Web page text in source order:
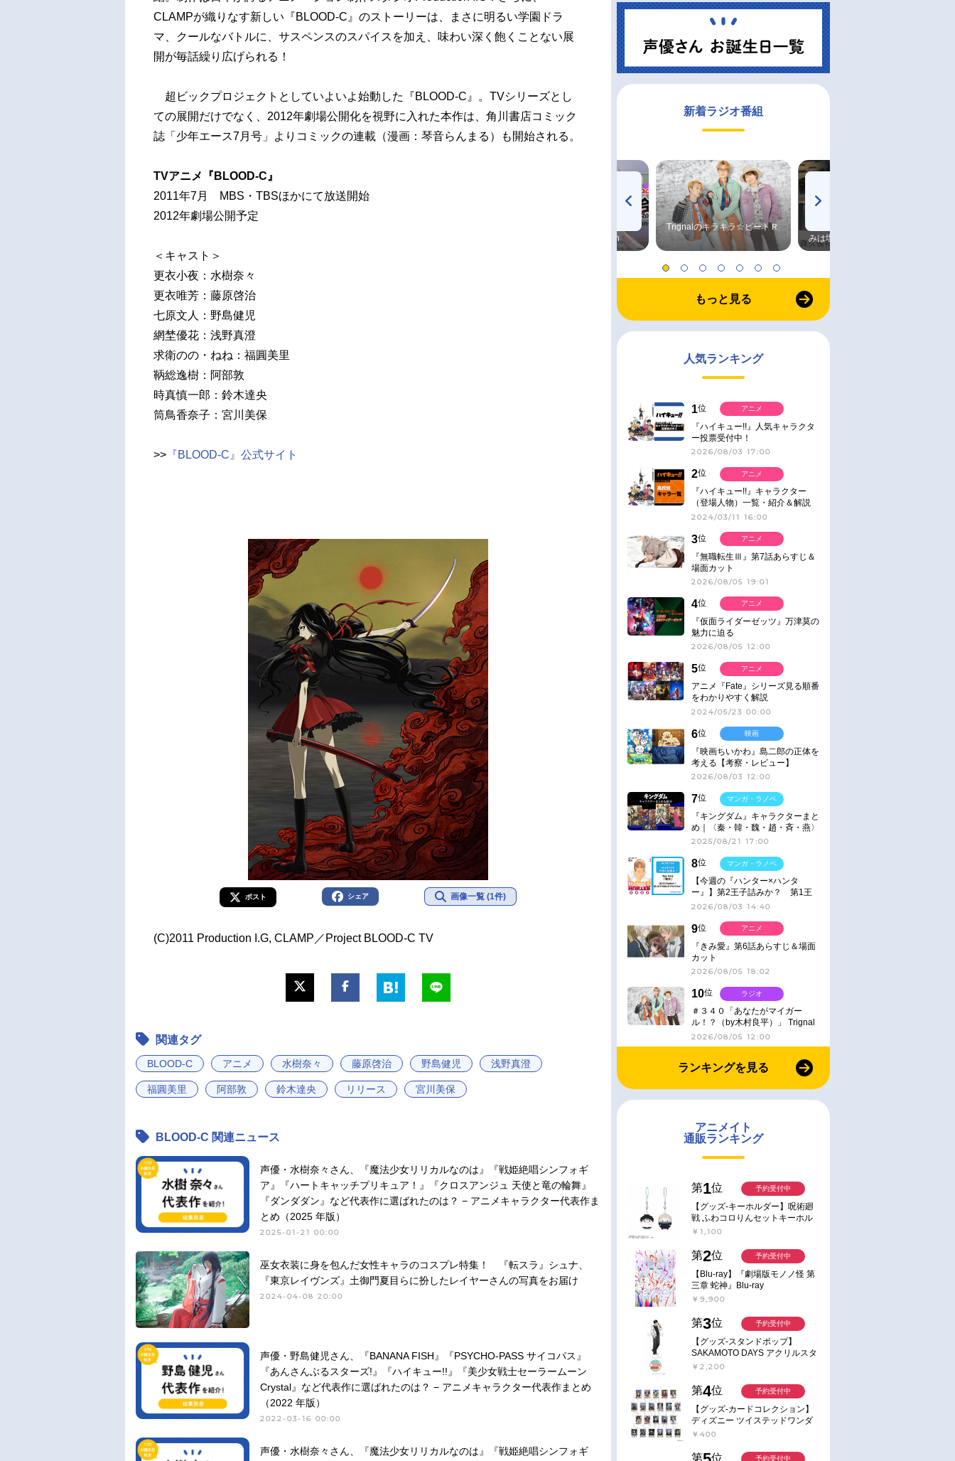
CLAMPが織りなす新しい『BLOOD-C』のストーリーは、まさに明るい学園ドラ
マ、クールなバトルに、サスペンスのスパイスを加え、味わい深く飽くことない展
開が毎話繰り広げられる！
超ビックプロジェクトとしていよいよ始動した『BLOOD-C』。TVシリーズとし
ての展開だけでなく、2012年劇場公開化を視野に入れた本作は、角川書店コミック
誌「少年エース7月号」よりコミックの連載（漫画：琴音らんまる）も開始される。
TVアニメ『BLOOD-C』
2011年7月 MBS・TBSほかにて放送開始
2012年劇場公開予定
＜キャスト＞
更衣小夜：水樹奈々
更衣唯芳：藤原啓治
七原文人：野島健児
網埜優花：浅野真澄
求衛のの・ねね：福圓美里
鞆総逸樹：阿部敦
時真慎一郎：鈴木達央
筒鳥香奈子：宮川美保
>> 『BLOOD-C』公式サイト
ポスト シェア 画像一覧 (1件)
(C)2011 Production I.G, CLAMP／Project BLOOD-C TV
関連タグ
BLOOD-C アニメ 水樹奈々 藤原啓治 野島健児 浅野真澄
福圓美里 阿部敦 鈴木達央 リリース 宮川美保
BLOOD-C 関連ニュース
声優・水樹奈々さん、『魔法少女リリカルなのは』『戦姫絶唱シンフォギ
ア』『ハートキャッチプリキュア！』『クロスアンジュ 天使と竜の輪舞』
『ダンダダン』など代表作に選ばれたのは？ − アニメキャラクター代表作ま
とめ（2025 年版）
2025-01-21 00:00
巫女衣装に身を包んだ女性キャラのコスプレ特集！ 『転スラ』シュナ、
『東京レイヴンズ』土御門夏目らに扮したレイヤーさんの写真をお届け
2024-04-08 20:00
声優・野島健児さん、『BANANA FISH』『PSYCHO-PASS サイコパス』
『あんさんぶるスターズ!』『ハイキュー!!』『美少女戦士セーラームーン
Crystal』など代表作に選ばれたのは？ − アニメキャラクター代表作まとめ
（2022 年版）
2022-03-16 00:00
声優・水樹奈々さん、『魔法少女リリカルなのは』『戦姫絶唱シンフォギ
新着ラジオ番組
radio 大直会 2nd season
Trignalのキラキラ☆ビートＲ
みは塩だけ
もっと見る
人気ランキング
1位
『ハイキュー!!』人気キャラクタ
ー投票受付中！
2026/08/03 17:00
アニメ
2位
『ハイキュー!!』キャラクター
（登場人物）一覧・紹介＆解説
2024/03/11 16:00
アニメ
3位
『無職転生Ⅲ』第7話あらすじ＆
場面カット
2026/08/05 19:01
アニメ
4位
『仮面ライダーゼッツ』万津莫の
魅力に迫る
2026/08/05 12:00
アニメ
5位
アニメ『Fate』シリーズ見る順番
をわかりやすく解説
2024/05/23 00:00
アニメ
6位
『映画ちいかわ』島二郎の正体を
考える【考察・レビュー】
2026/08/03 12:00
映画
7位
『キングダム』キャラクターまと
め｜〈秦・韓・魏・趙・斉・燕〉
2025/08/21 17:00
マンガ・ラノベ
8位
【今週の『ハンター×ハンタ
ー』】第2王子詰みか？ 第1王
子と第4王子が対峙「発令」＜
2026/08/03 14:40
マンガ・ラノベ
9位
『きみ愛』第6話あらすじ＆場面
カット
2026/08/05 18:02
アニメ
10位
＃３４０「あなたがマイガー
ル！？（by木村良平）」 Trignal
のキラキラ☆ビートＲ
2026/08/05 12:00
ラジオ
ランキングを見る
アニメイト
通販ランキング
第1位
【グッズ-キーホルダー】呪術廻
戦 ふわコロりんセットキーホル
ダー【アニメイト特典付】
￥1,100
予約受付中
第2位
【Blu-ray】『劇場版モノノ怪 第
三章 蛇神』Blu-ray
￥9,900
予約受付中
第3位
【グッズ-スタンドポップ】
SAKAMOTO DAYS アクリルスタ
ンド～Sunny Afternoon～ 4.南雲
￥2,200
予約受付中
第4位
【グッズ-カードコレクション】
ディズニー ツイステッドワンダ
ーランド ランダムカードコレク
￥400
予約受付中
第 位 予約受付中